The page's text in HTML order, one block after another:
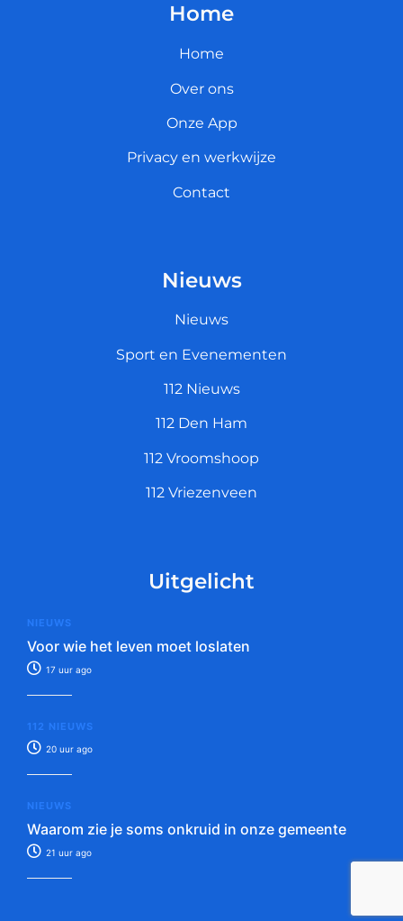
Home
Home
Over ons
Onze App
Privacy en werkwijze
Contact
Nieuws
Nieuws
Sport en Evenementen
112 Nieuws
112 Den Ham
112 Vroomshoop
112 Vriezenveen
Uitgelicht
NIEUWS
Voor wie het leven moet loslaten
17 uur ago
112 NIEUWS
20 uur ago
NIEUWS
Waarom zie je soms onkruid in onze gemeente
21 uur ago